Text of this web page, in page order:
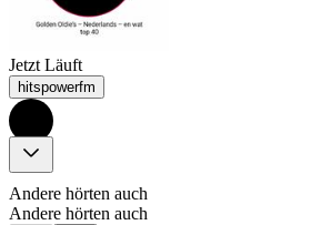
Jetzt Läuft
hitspowerfm
Andere hörten auch
Andere hörten auch